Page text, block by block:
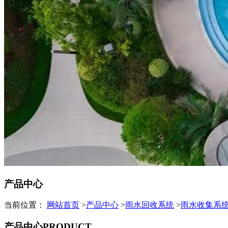
产品中心
当前位置： 网站首页 >产品中心 >雨水回收系统 >雨水收集系